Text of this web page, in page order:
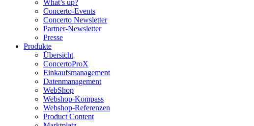
What’s up?
Concerto-Events
Concerto Newsletter
Partner-Newsletter
Presse
Produkte
Übersicht
ConcertoProX
Einkaufsmanagement
Datenmanagement
WebShop
Webshop-Kompass
Webshop-Referenzen
Product Content